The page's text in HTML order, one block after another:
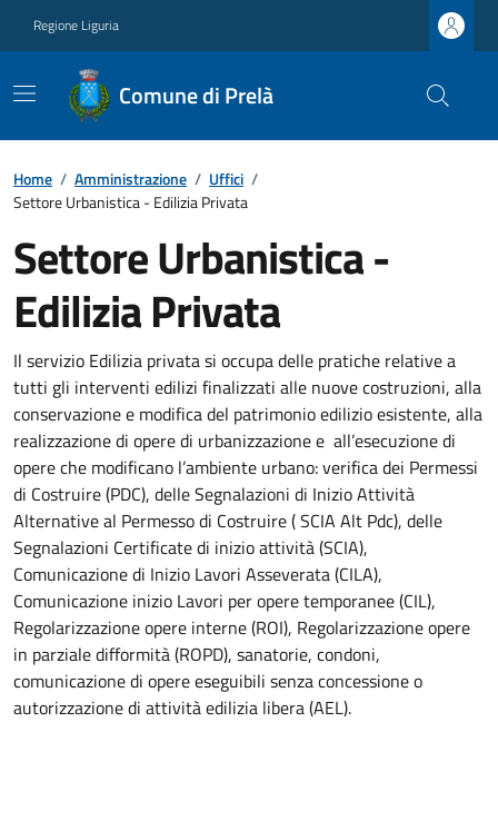
Regione Liguria
Comune di Prelà
Home / Amministrazione / Uffici /
Settore Urbanistica - Edilizia Privata
Settore Urbanistica -
Edilizia Privata
Il servizio Edilizia privata si occupa delle pratiche relative a
tutti gli interventi edilizi finalizzati alle nuove costruzioni, alla
conservazione e modifica del patrimonio edilizio esistente, alla
realizzazione di opere di urbanizzazione e all’esecuzione di
opere che modificano l’ambiente urbano: verifica dei Permessi
di Costruire (PDC), delle Segnalazioni di Inizio Attività
Alternative al Permesso di Costruire ( SCIA Alt Pdc), delle
Segnalazioni Certificate di inizio attività (SCIA),
Comunicazione di Inizio Lavori Asseverata (CILA),
Comunicazione inizio Lavori per opere temporanee (CIL),
Regolarizzazione opere interne (ROI), Regolarizzazione opere
in parziale difformità (ROPD), sanatorie, condoni,
comunicazione di opere eseguibili senza concessione o
autorizzazione di attività edilizia libera (AEL).